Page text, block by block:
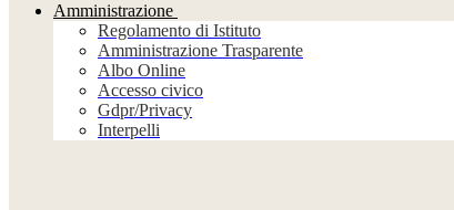
Amministrazione
Regolamento di Istituto
Amministrazione Trasparente
Albo Online
Accesso civico
Gdpr/Privacy
Interpelli